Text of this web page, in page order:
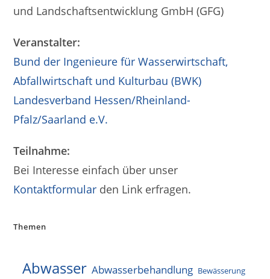
und Landschaftsentwicklung GmbH (GFG)
Veranstalter:
Bund der Ingenieure für Wasserwirtschaft,
Abfallwirtschaft und Kulturbau (BWK)
Landesverband Hessen/Rheinland-
Pfalz/Saarland e.V.
Teilnahme:
Bei Interesse einfach über unser
Kontaktformular den Link erfragen.
Themen
Abwasser Abwasserbehandlung Bewässerung